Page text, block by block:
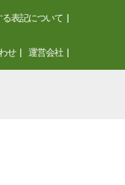
表記について
せ 運営会社